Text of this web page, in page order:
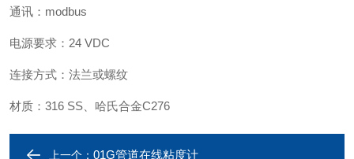
通讯：modbus
电源要求：24 VDC
连接方式：法兰或螺纹
材质：316 SS、哈氏合金C276
上一个： 01G管道在线粘度计